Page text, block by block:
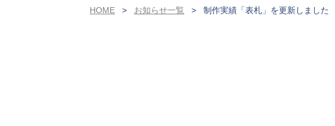
HOME お知らせ一覧 制作実績「表札」を更新しました